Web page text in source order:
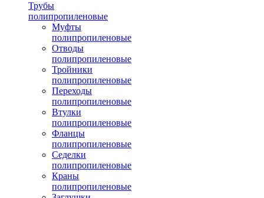
Трубы
полипропиленовые
Муфты
полипропиленовые
Отводы
полипропиленовые
Тройники
полипропиленовые
Переходы
полипропиленовые
Втулки
полипропиленовые
Фланцы
полипропиленовые
Седелки
полипропиленовые
Краны
полипропиленовые